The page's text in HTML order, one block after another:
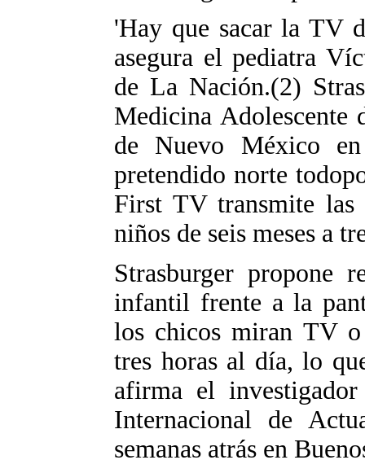
'Hay que sacar la TV
asegura el pediatra
de La Nación.(2)
Medicina Adolescente
de Nuevo México
pretendido norte
First TV transmite las
niños de seis meses a
Strasburger propone
infantil frente a la
los chicos miran TV
tres horas al día, lo
afirma el
Internacional de
semanas atrás en